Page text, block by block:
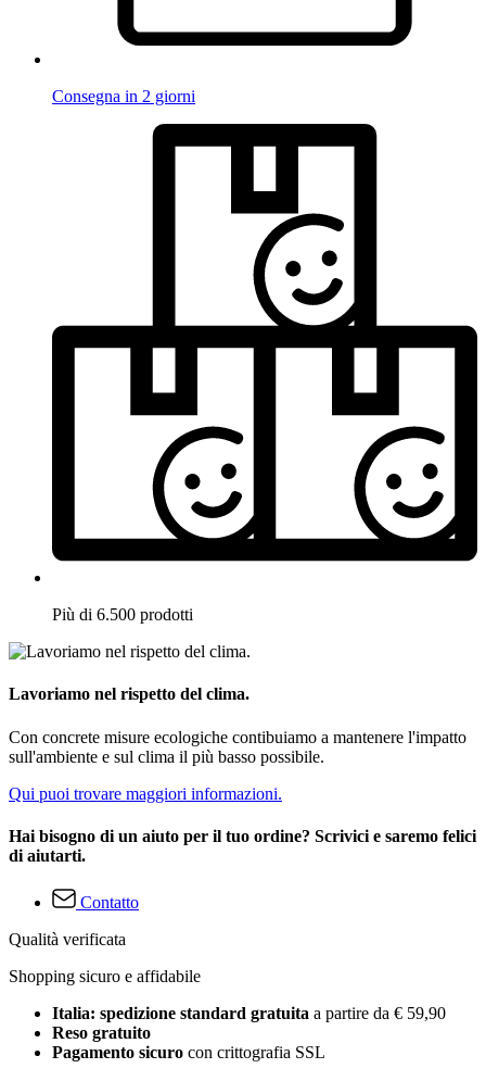
Consegna in 2 giorni
Più di 6.500 prodotti
Lavoriamo nel rispetto del clima.
Con concrete misure ecologiche contibuiamo a mantenere l'impatto
sull'ambiente e sul clima il più basso possibile.
Qui puoi trovare maggiori informazioni.
Hai bisogno di un aiuto per il tuo ordine? Scrivici e saremo felici
di aiutarti.
Contatto
Qualità verificata
Shopping sicuro e affidabile
Italia: spedizione standard gratuita a partire da € 59,90
Reso gratuito
Pagamento sicuro con crittografia SSL